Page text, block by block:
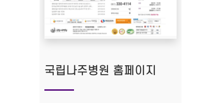
국립나주병원 홈페이지